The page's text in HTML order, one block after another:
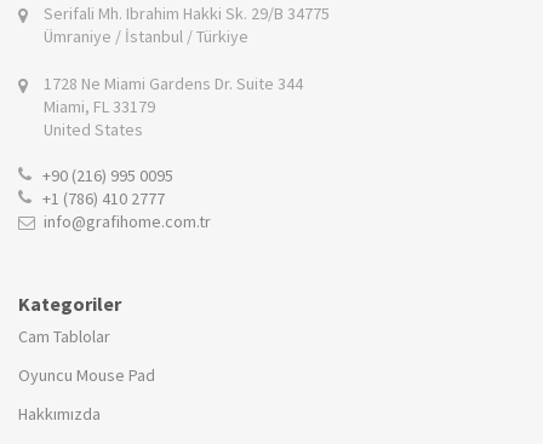
Serifali Mh. Ibrahim Hakki Sk. 29/B 34775
Ümraniye / İstanbul / Türkiye
1728 Ne Miami Gardens Dr. Suite 344
Miami, FL 33179
United States
+90 (216) 995 0095
+1 (786) 410 2777
info@grafihome.com.tr
Kategoriler
Cam Tablolar
Oyuncu Mouse Pad
Hakkımızda